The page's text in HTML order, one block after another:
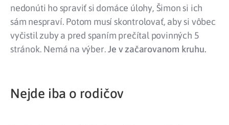
nedonúti ho spraviť si domáce úlohy, Šimon si ich
sám nespraví. Potom musí skontrolovať, aby si vôbec
vyčistil zuby a pred spaním prečítal povinných 5
stránok. Nemá na výber.Je v začarovanom kruhu.
Nejde iba o rodičov